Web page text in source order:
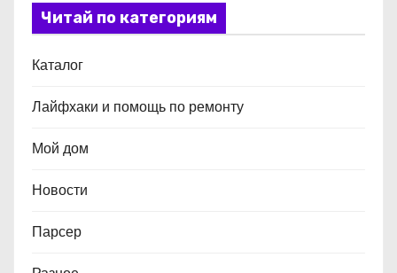
Читай по категориям
Каталог
Лайфхаки и помощь по ремонту
Мой дом
Новости
Парсер